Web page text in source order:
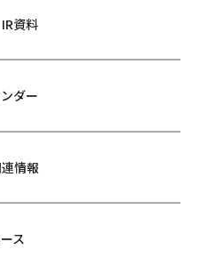
資料
ダー
情報
ス